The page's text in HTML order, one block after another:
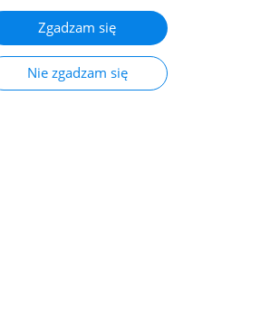
Zgadzam się
Nie zgadzam się
,Risfidian Mohadi,Mardiyanto Mardiyanto
195
22998993/156665